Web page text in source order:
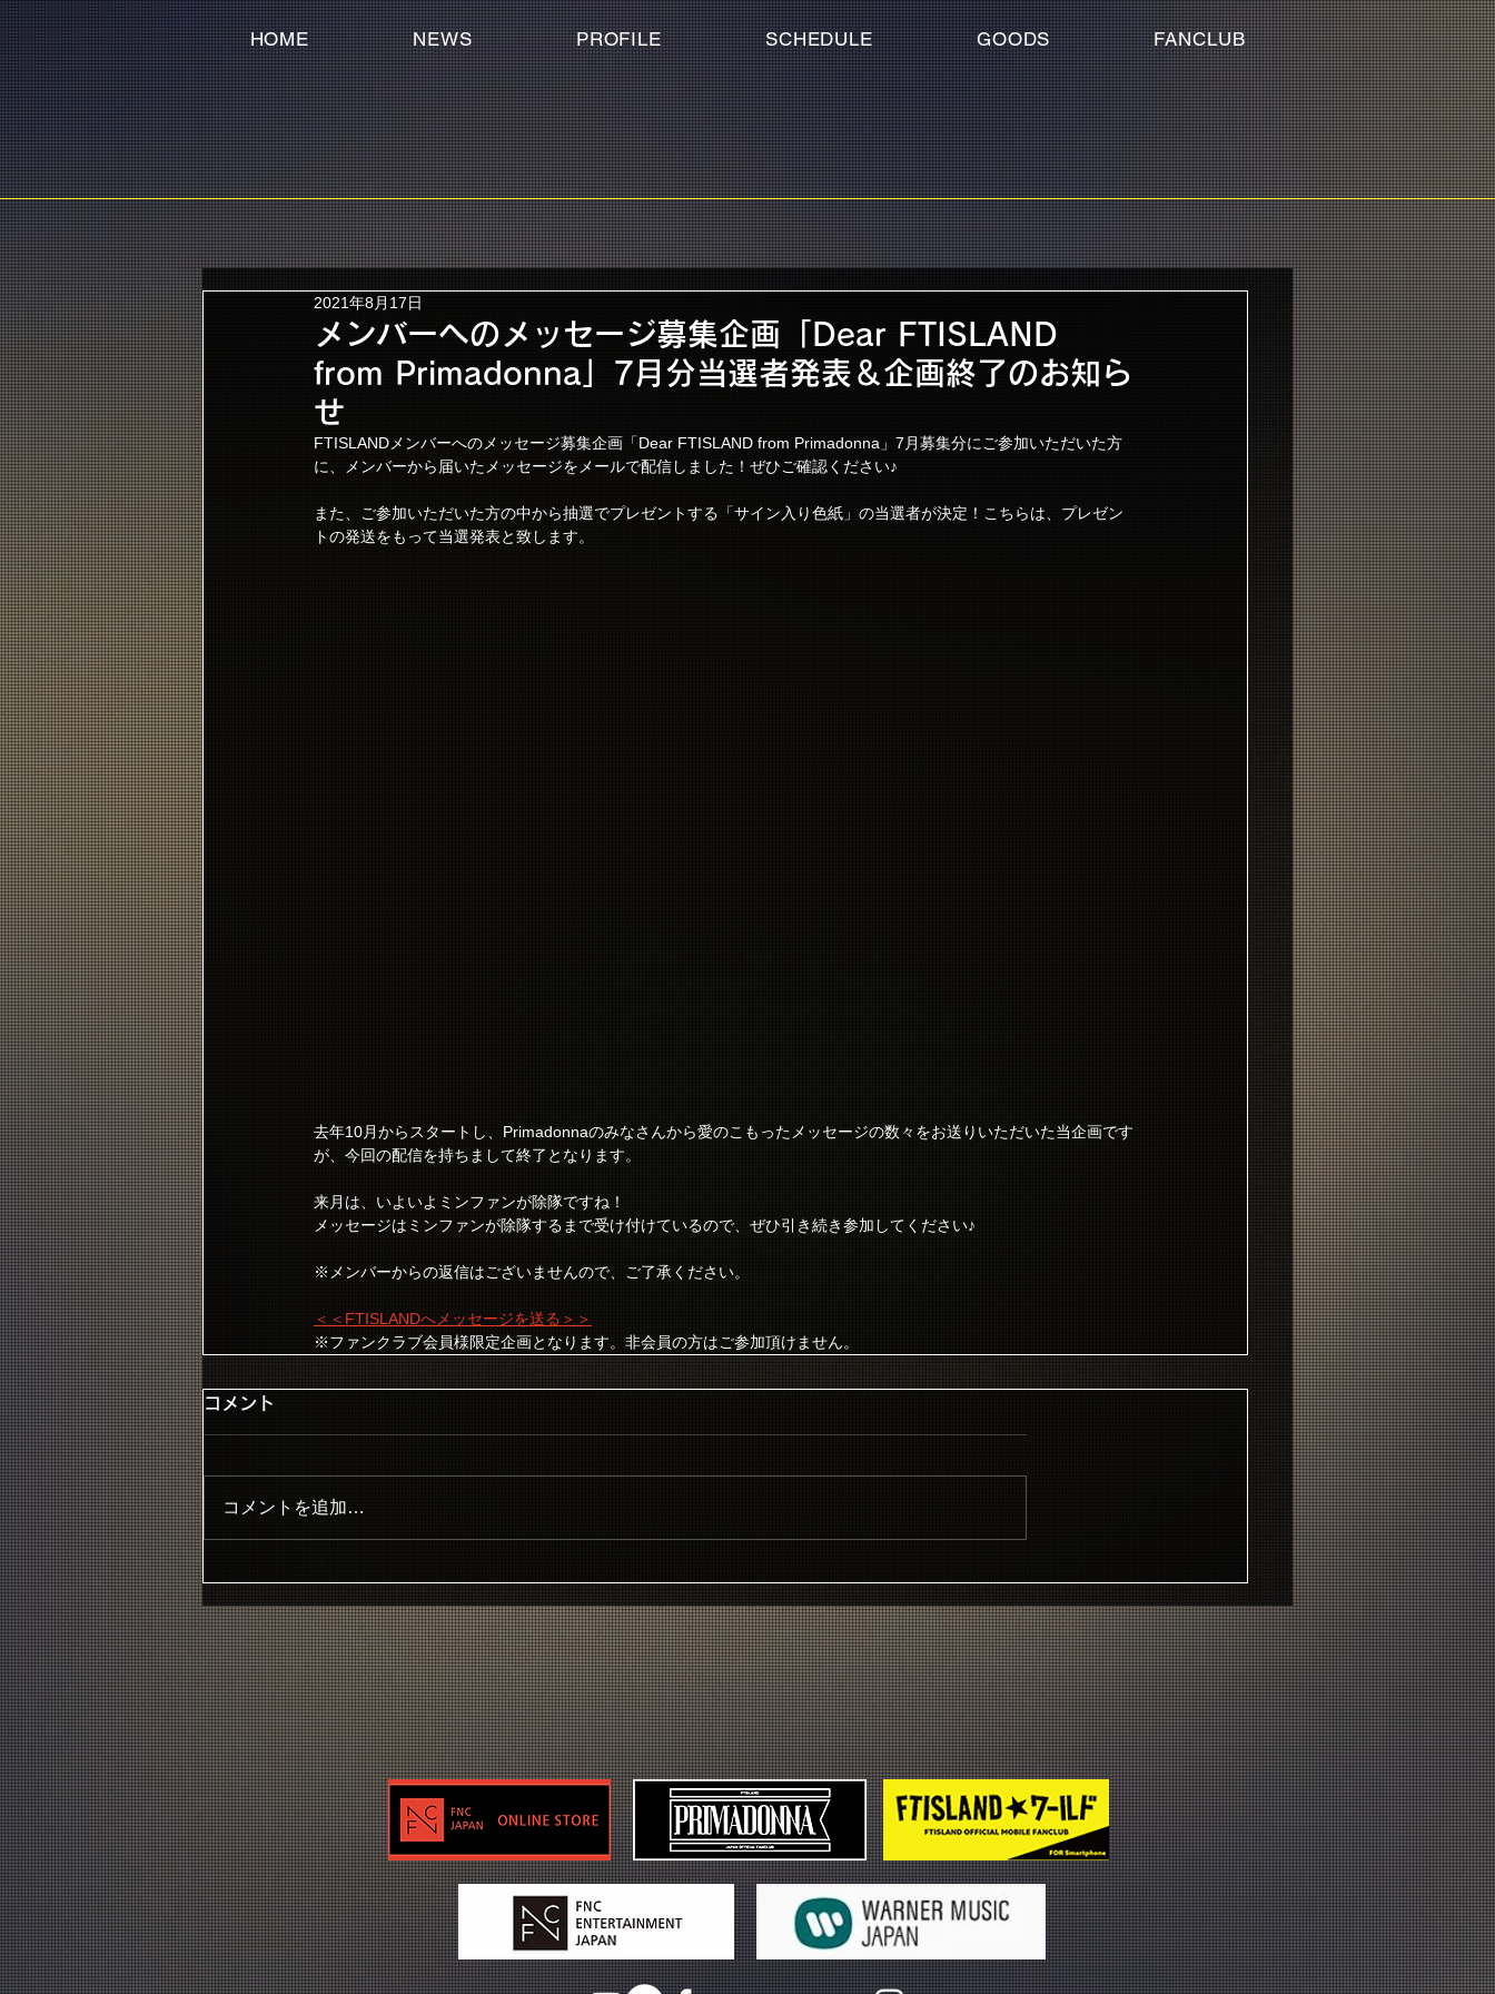
HOME NEWS PROFILE SCHEDULE GOODS FANCLUB
メンバーへのメッセージ募集企画「Dear FTISLAND
from Primadonna」7月分当選者発表＆企画終了のお知ら
せ
2021年8月17日
FTISLANDメンバーへのメッセージ募集企画「Dear FTISLAND from Primadonna」7月募集分にご参加いただいた方
に、メンバーから届いたメッセージをメールで配信しました！ぜひご確認ください♪
また、ご参加いただいた方の中から抽選でプレゼントする「サイン入り色紙」の当選者が決定！こちらは、プレゼン
トの発送をもって当選発表と致します。
去年10月からスタートし、Primadonnaのみなさんから愛のこもったメッセージの数々をお送りいただいた当企画です
が、今回の配信を持ちまして終了となります。
来月は、いよいよミンファンが除隊ですね！
メッセージはミンファンが除隊するまで受け付けているので、ぜひ引き続き参加してください♪
※メンバーからの返信はございませんので、ご了承ください。
＜＜FTISLANDへメッセージを送る＞＞
※ファンクラブ会員様限定企画となります。非会員の方はご参加頂けません。
コメント
コメントを追加…